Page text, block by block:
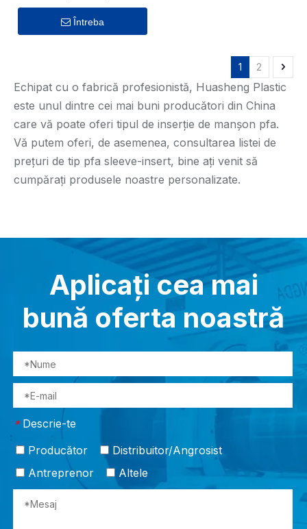
Întreba
1 2
Echipat cu o fabrică profesionistă, Huasheng Plastic
este unul dintre cei mai buni producători din China
care vă poate oferi tipul de inserție de manșon pfa.
Vă putem oferi, de asemenea, consultarea listei de
prețuri de tip pfa sleeve-insert, bine ați venit să
cumpărați produsele noastre personalizate.
Aplicați cea mai
bună oferta noastră
* Descrie-te
Producător
Distribuitor/Angrosist
Antreprenor
Altele